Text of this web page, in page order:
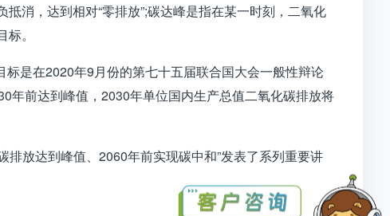
消，达到相对“零排放”;碳达峰是指在某一时刻，二氧化
。
标是在2020年9月份的第七十五届联合国大会一般性辩论
年前达到峰值， 2030年单位国内生产总值二氧化碳排放将
排放达到峰值、 2060年前实现碳中和”发表了系列重要讲